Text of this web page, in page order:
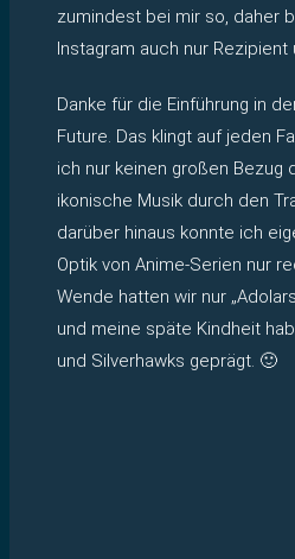
zumindest bei mir so, daher
Instagram auch nur
Danke für die Einführung in
Future. Das klingt auf jeden
ich nur keinen großen Bezug
ikonische Musik durch den
darüber hinaus konnte ich
Optik von Anime-Serien nur
Wende hatten wir nur
und meine späte Kindheit
und Silverhawks geprägt. 🙂